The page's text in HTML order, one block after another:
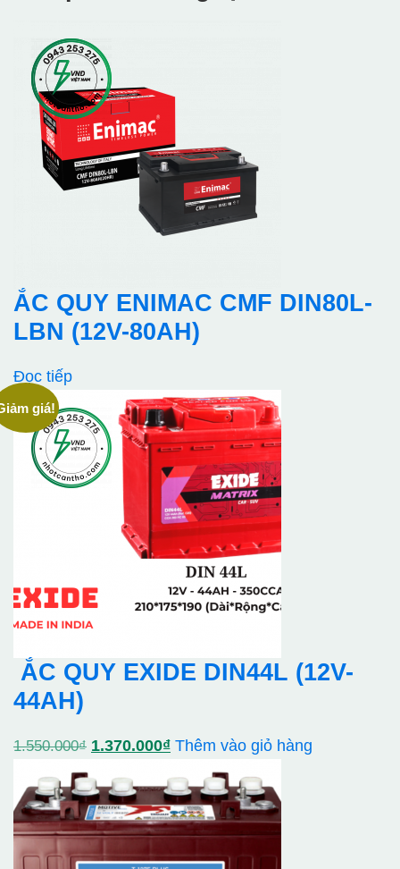
ẮC QUY ENIMAC CMF DIN80L-
LBN (12V-80AH)
Đọc tiếp
giá!
ẮC QUY EXIDE DIN44L (12V-
44AH)
1.550.000₫ Giá
là:
1.550.000₫.
1.370.000₫Giá
tại
là:
Thêm vào giỏ hàng